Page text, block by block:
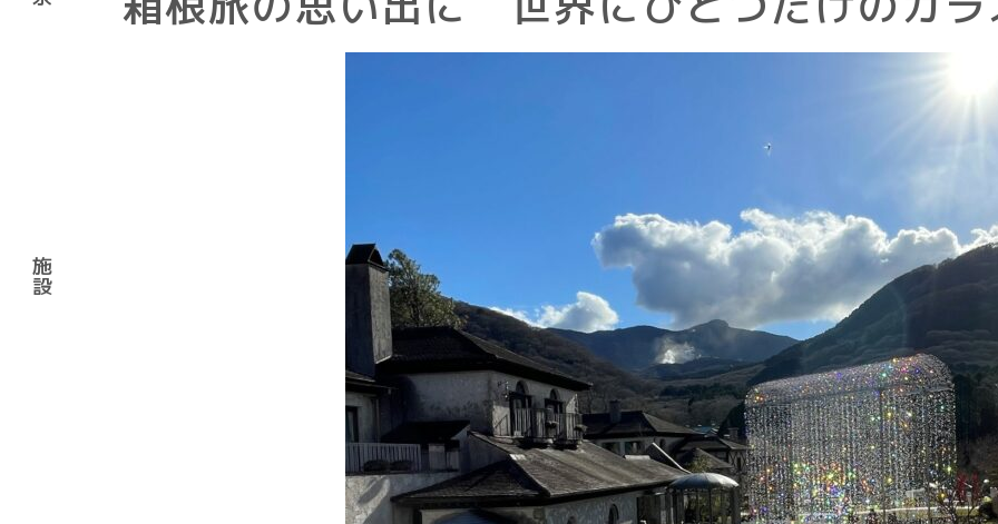
施
設
19℃
Guest
Onsen
ユネッサン・森の湯
Cuisine
Facility
サービスと施
Others
次世代型リゾ
テル
ユネッサン入